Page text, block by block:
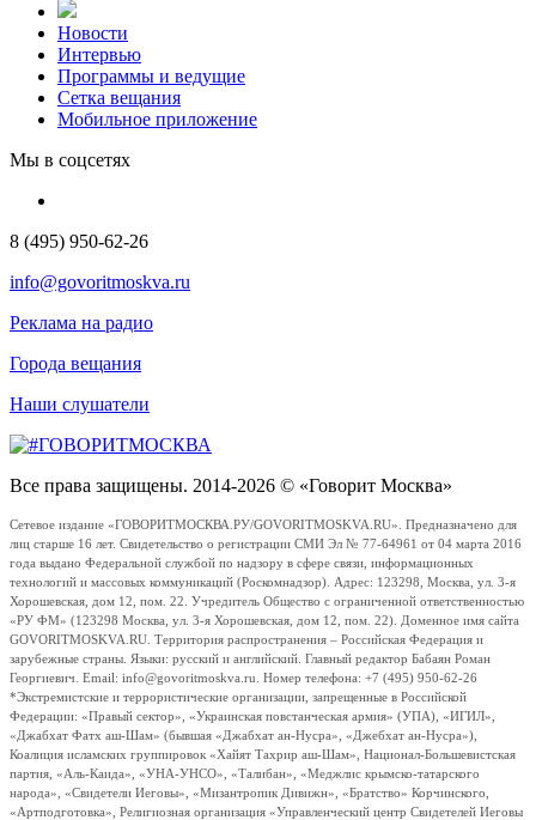
Новости
Интервью
Программы и ведущие
Сетка вещания
Мобильное приложение
Мы в соцсетях
8 (495) 950-62-26
info@govoritmoskva.ru
Реклама на радио
Города вещания
Наши слушатели
Все права защищены. 2014-2026 © «Говорит Москва»
Сетевое издание «ГОВОРИТМОСКВА.РУ/GOVORITMOSKVA.RU». Предназначено для
лиц старше 16 лет. Свидетельство о регистрации СМИ Эл № 77-64961 от 04 марта 2016
года выдано Федеральной службой по надзору в сфере связи, информационных
технологий и массовых коммуникаций (Роскомнадзор). Адрес: 123298, Москва, ул. 3-я
Хорошевская, дом 12, пом. 22. Учредитель Общество с ограниченной ответственностью
«РУ ФМ» (123298 Москва, ул. 3-я Хорошевская, дом 12, пом. 22). Доменное имя сайта
GOVORITMOSKVA.RU. Территория распространения – Российская Федерация и
зарубежные страны. Языки: русский и английский. Главный редактор Бабаян Роман
Георгиевич. Email: info@govoritmoskva.ru. Номер телефона: +7 (495) 950-62-26
*Экстремистские и террористические организации, запрещенные в Российской
Федерации: «Правый сектор», «Украинская повстанческая армия» (УПА), «ИГИЛ»,
«Джабхат Фатх аш-Шам» (бывшая «Джабхат ан-Нусра», «Джебхат ан-Нусра»),
Коалиция исламских группировок «Хайят Тахрир аш-Шам», Национал-Большевистская
партия, «Аль-Каида», «УНА-УНСО», «Талибан», «Меджлис крымско-татарского
народа», «Свидетели Иеговы», «Мизантропик Дивижн», «Братство» Корчинского,
«Артподготовка», Религиозная организация «Управленческий центр Свидетелей Иеговы